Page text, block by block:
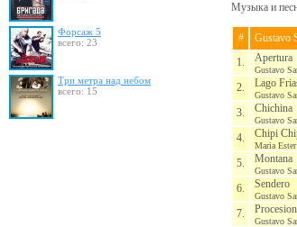
Форсаж 5
всего: 23
Три метра над небом
всего: 15
Музыка и
# Gustavo
1.
Apertura
Gustavo
2.
Lago
Gustavo
3.
Chichina
Gustavo
4.
Chipi
Maria
5.
Montana
Gustavo
6.
Sendero
Gustavo
7.
Procesion
Gustavo